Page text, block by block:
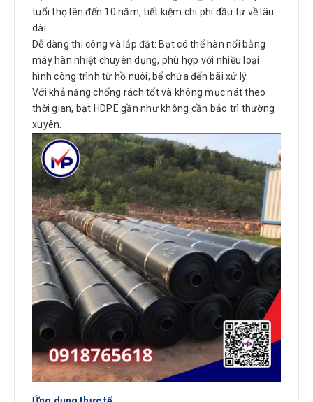
tuổi thọ lên đến 10 năm, tiết kiệm chi phí đầu tư về lâu
dài.
Dễ dàng thi công và lắp đặt: Bạt có thể hàn nối bằng
máy hàn nhiệt chuyên dụng, phù hợp với nhiều loại
hình công trình từ hồ nuôi, bể chứa đến bãi xử lý.
Với khả năng chống rách tốt và không mục nát theo
thời gian, bạt HDPE gần như không cần bảo trì thường
xuyên.